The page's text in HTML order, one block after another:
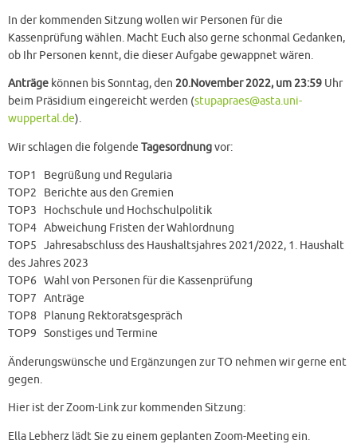
In der kommenden Sitzung wollen wir Personen für die
Kassenprüfung wählen. Macht Euch also gerne schonmal Gedanken,
ob Ihr Personen kennt, die dieser Aufgabe gewappnet wären.
Anträge können bis Sonntag, den 20.November 2022, um 23:59 Uhr
beim Präsidium eingereicht werden (stupapraes@asta.uni-
wuppertal.de).
Wir schlagen die folgende Tagesordnungvor:
TOP1 Begrüßung und Regularia
TOP2 Berichte aus den Gremien
TOP3 Hochschule und Hochschulpolitik
TOP4 Abweichung Fristen der Wahlordnung
TOP5 Jahresabschluss des Haushaltsjahres 2021/2022, 1. Haushalt
des Jahres 2023
TOP6 Wahl von Personen für die Kassenprüfung
TOP7 Anträge
TOP8 Planung Rektoratsgespräch
TOP9 Sonstiges und Termine
Änderungswünsche und Ergänzungen zur TO nehmen wir gerne ent
gegen.
Hier ist der Zoom-Link zur kommenden Sitzung:
Ella Lebherz lädt Sie zu einem geplanten Zoom-Meeting ein.